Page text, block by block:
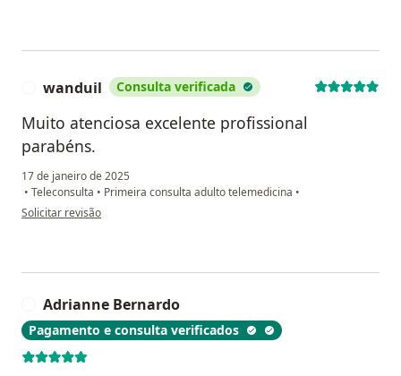
wanduil Consulta verificada
Muito atenciosa excelente profissional
parabéns.
17 de janeiro de 2025
• Teleconsulta • Primeira consulta adulto telemedicina •
na opinião do utilizador wanduil
Solicitar revisão
Adrianne Bernardo
Pagamento e consulta verificados